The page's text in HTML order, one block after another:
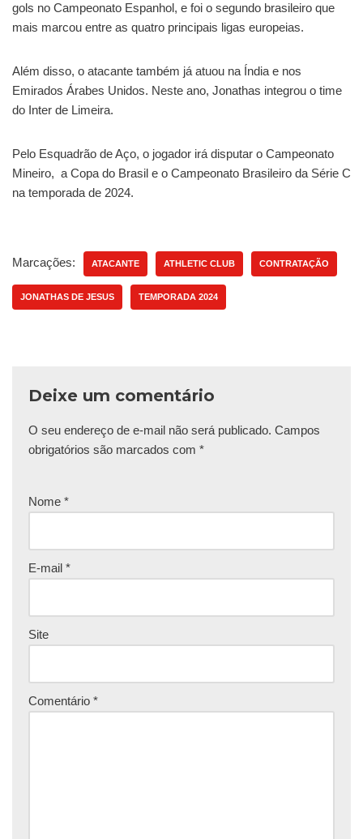
gols no Campeonato Espanhol, e foi o segundo brasileiro que
mais marcou entre as quatro principais ligas europeias.
Além disso, o atacante também já atuou na Índia e nos
Emirados Árabes Unidos. Neste ano, Jonathas integrou o time
do Inter de Limeira.
Pelo Esquadrão de Aço, o jogador irá disputar o Campeonato
Mineiro, a Copa do Brasil e o Campeonato Brasileiro da Série C
na temporada de 2024.
Marcações: ATACANTE ATHLETIC CLUB CONTRATAÇÃO
JONATHAS DE JESUS TEMPORADA 2024
Deixe um comentário
O seu endereço de e-mail não será publicado. Campos
obrigatórios são marcados com *
Nome *
E-mail *
Site
Comentário *